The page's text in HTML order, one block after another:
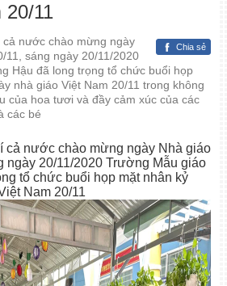
20/11
Chia sẻ
nước chào mừng ngày
11, sáng ngày 20/11/2020
Hậu đã long trọng tổ chức buổi họp
nhà giáo Việt Nam 20/11 trong không
của hoa tươi và đầy cảm xúc của các
các bé
cả nước chào mừng ngày Nhà giáo
ngày 20/11/2020 Trường Mẫu giáo
tổ chức buổi họp mặt nhân kỷ
Nam 20/11